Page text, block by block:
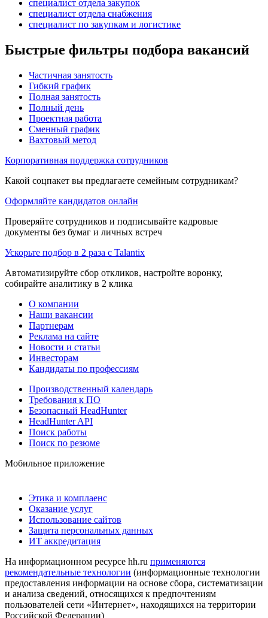
специалист отдела закупок
специалист отдела снабжения
специалист по закупкам и логистике
Быстрые фильтры подбора вакансий
Частичная занятость
Гибкий график
Полная занятость
Полный день
Проектная работа
Сменный график
Вахтовый метод
Корпоративная поддержка сотрудников
Какой соцпакет вы предлагаете семейным сотрудникам?
Оформляйте кандидатов онлайн
Проверяйте сотрудников и подписывайте кадровые
документы без бумаг и личных встреч
Ускорьте подбор в 2 раза с Talantix
Автоматизируйте сбор откликов, настройте воронку,
собирайте аналитику в 2 клика
О компании
Наши вакансии
Партнерам
Реклама на сайте
Новости и статьи
Инвесторам
Кандидаты по профессиям
Производственный календарь
Требования к ПО
Безопасный HeadHunter
HeadHunter API
Поиск работы
Поиск по резюме
Мобильное приложение
Этика и комплаенс
Оказание услуг
Использование сайтов
Защита персональных данных
ИТ аккредитация
На информационном ресурсе hh.ru применяются
рекомендательные технологии (информационные технологии
предоставления информации на основе сбора, систематизации
и анализа сведений, относящихся к предпочтениям
пользователей сети «Интернет», находящихся на территории
Российской Федерации)